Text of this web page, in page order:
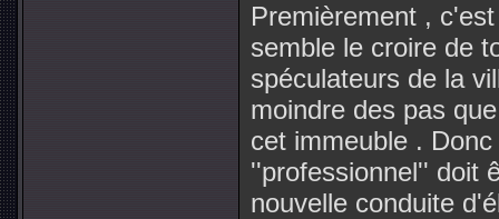
Premièrement ,
semble le croire de
spéculateurs de la
moindre des pas
cet immeuble .
''professionnel'' doit
nouvelle conduite